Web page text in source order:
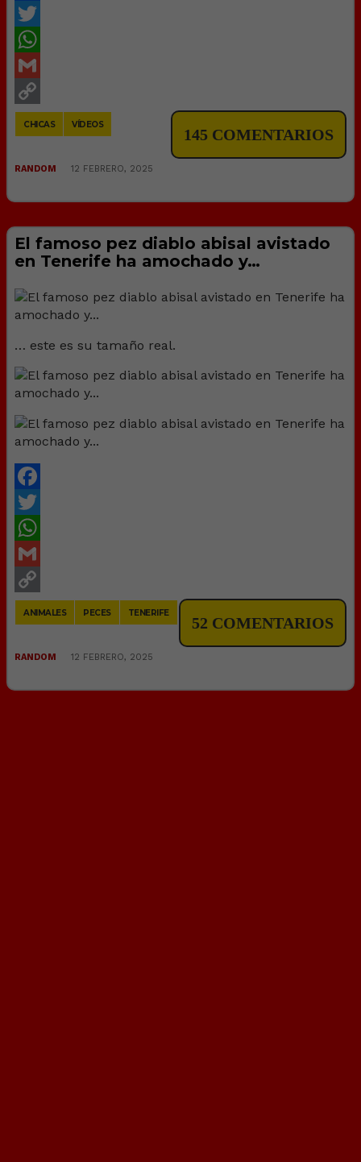
Facebook
Twitter
WhatsApp
Gmail
Copy
CHICAS VÍDEOS
145 COMENTARIOS
RANDOM 12 FEBRERO, 2025
El famoso pez diablo abisal avistado
en Tenerife ha amochado y…
… este es su tamaño real.
Facebook
Twitter
WhatsApp
Gmail
Copy
ANIMALES PECES TENERIFE
52 COMENTARIOS
RANDOM 12 FEBRERO, 2025